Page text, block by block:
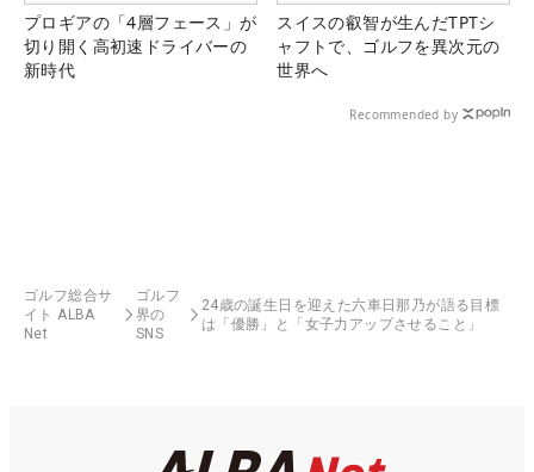
プロギアの「4層フェース」が
切り開く高初速ドライバーの
新時代
スイスの叡智が生んだTPTシ
ャフトで、ゴルフを異次元の
世界へ
Recommended by
ゴルフ総合サ
イト ALBA
Net
ゴルフ
界の
SNS
24歳の誕生日を迎えた六車日那乃が語る目標
は「優勝」と「女子力アップさせること」